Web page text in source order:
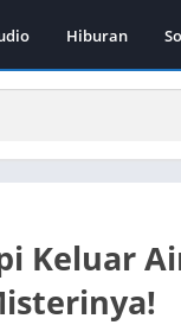
Hiburan
Keluar